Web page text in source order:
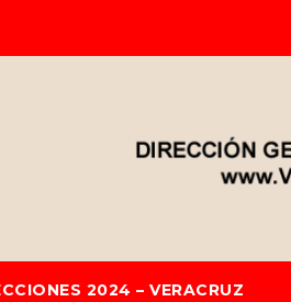
2024 – VERACRUZ